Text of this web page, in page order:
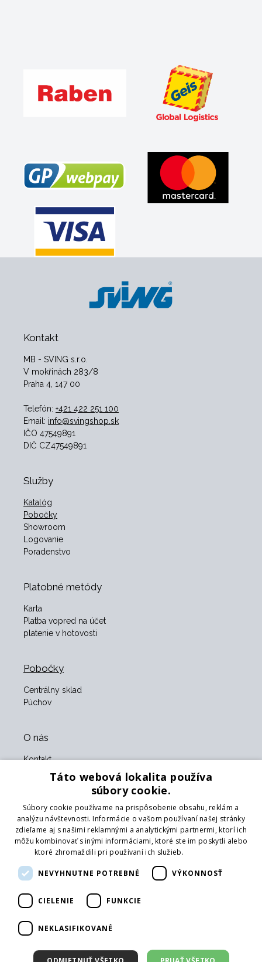
Kontakt
MB - SVING s.r.o.
V mokřinách 283/8
Praha 4, 147 00
Telefón: +421 422 251 100
Email: info@svingshop.sk
IČO 47549891
DIČ CZ47549891
Služby
Katalóg
Pobočky
Showroom
Logovanie
Poradenstvo
Platobné metódy
Karta
Platba vopred na účet
platenie v hotovosti
Pobočky
Centrálny sklad
Púchov
O nás
Kontakt
Obchodné podmienky
Naši partneri
Formulár na vrátenie tovaru
Vrátenie tovaru
Doprava
Sledujte nás
Prihlásiť mailing
Táto webová lokalita používa
súbory cookie.
Súbory cookie používame na prispôsobenie obsahu, reklám a
analýzu návštevnosti. Informácie o vašom používaní našej stránky
zdieľame aj s našimi reklamnými a analytickými partnermi, ktorí ich
môžu kombinovať s inými informáciami, ktoré ste im poskytli alebo
ktoré zhromaždili pri používaní ich služieb.
NEVYHNUTNE POTREBNÉ VÝKONNOSŤ
CIELENIE FUNKCIE
NEKLASIFIKOVANÉ